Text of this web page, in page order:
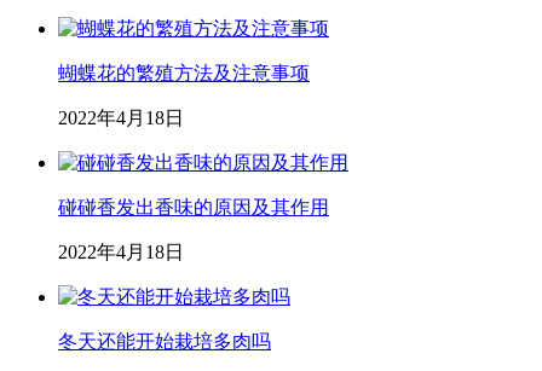
蝴蝶花的繁殖方法及注意事项
2022年4月18日
碰碰香发出香味的原因及其作用
2022年4月18日
冬天还能开始栽培多肉吗